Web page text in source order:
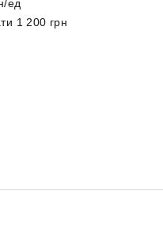
ед
1 200 грн